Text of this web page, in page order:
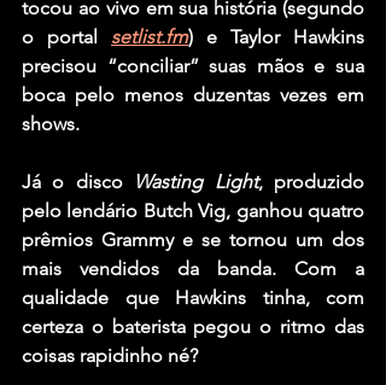
tocou ao vivo em sua história (segundo
o portal setlist.fm) e Taylor Hawkins
precisou “conciliar” suas mãos e sua
boca pelo menos duzentas vezes em
shows.
Já o disco Wasting Light, produzido
pelo lendário Butch Vig, ganhou quatro
prêmios Grammy e se tornou um dos
mais vendidos da banda. Com a
qualidade que Hawkins tinha, com
certeza o baterista pegou o ritmo das
coisas rapidinho né?